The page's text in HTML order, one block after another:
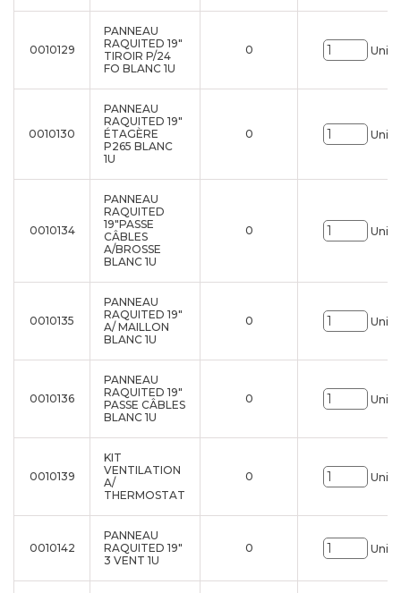
0010129
PANNEAU
RAQUITED 19"
TIROIR P/24
FO BLANC 1U
0 Uni.
0010130
PANNEAU
RAQUITED 19"
ÉTAGÈRE
P265 BLANC
1U
0 Uni.
0010134
PANNEAU
RAQUITED
19"PASSE
CÂBLES
A/BROSSE
BLANC 1U
0 Uni.
0010135
PANNEAU
RAQUITED 19"
A/ MAILLON
BLANC 1U
0 Uni.
0010136
PANNEAU
RAQUITED 19"
PASSE CÂBLES
BLANC 1U
0 Uni.
0010139
KIT
VENTILATION
A/
THERMOSTAT
0 Uni.
0010142
PANNEAU
RAQUITED 19"
3 VENT 1U
0 Uni.